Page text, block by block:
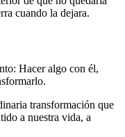
cuando la dejara.
Hacer algo con él,
transformación que
a nuestra vida, a